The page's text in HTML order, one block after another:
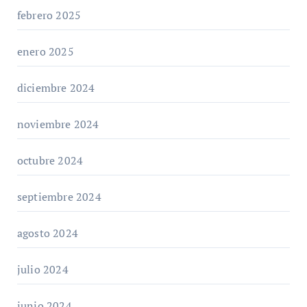
febrero 2025
enero 2025
diciembre 2024
noviembre 2024
octubre 2024
septiembre 2024
agosto 2024
julio 2024